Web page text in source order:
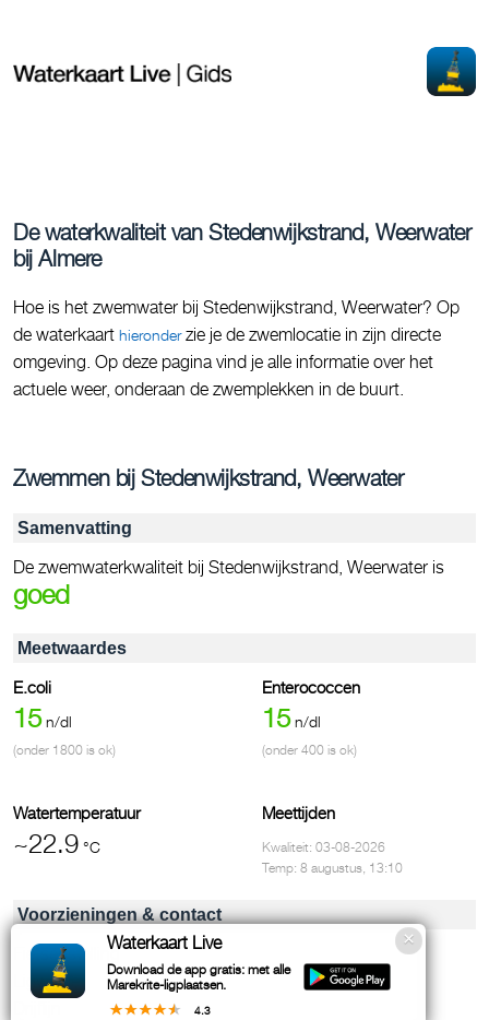
De waterkwaliteit van Stedenwijkstrand, Weerwater
bij Almere
Hoe is het zwemwater bij Stedenwijkstrand, Weerwater? Op
de waterkaart hieronderzie je de zwemlocatie in zijn directe
omgeving. Op deze pagina vind je alle informatie over het
actuele weer, onderaan de zwemplekken in de buurt.
Zwemmen bij Stedenwijkstrand, Weerwater
Samenvatting
De zwemwaterkwaliteit bij Stedenwijkstrand, Weerwater is
goed
Meetwaardes
E.coli
15 n/dl
(onder 1800 is ok)
Enterococcen
15 n/dl
(onder 400 is ok)
Watertemperatuur
~22.9 °C
Meettijden
Kwaliteit: 03-08-2026
Temp: 8 augustus, 13:10
Voorzieningen & contact
Fietsenstalling
Ligweide
Waterkaart Live
Download de app gratis: met alle
Marekrite-ligplaatsen.
4.3